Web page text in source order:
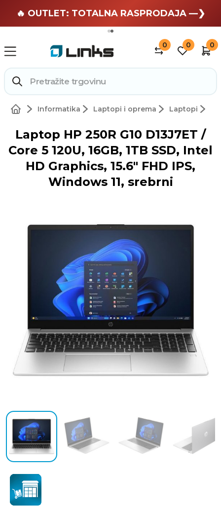
🏄 Zaslužuješ odmor —❯
🔥 OUTLET: TOTALNA RASPRODAJA —❯
0 0 0
Informatika Laptopi i oprema Laptopi
Laptop HP 250R G10 D13J7ET /
Core 5 120U, 16GB, 1TB SSD, Intel
HD Graphics, 15.6" FHD IPS,
Windows 11, srebrni